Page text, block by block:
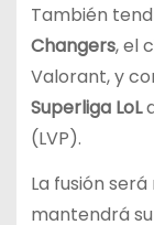
También
Changers, el
Valorant, y
Superliga LoL
(LVP).
La fusión
mantendrá